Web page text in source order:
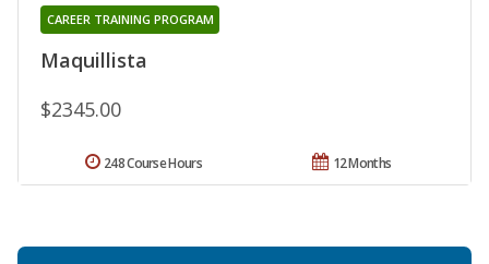
Maquillista
CAREER TRAINING PROGRAM
$2345.00
12 Months
248 Course Hours